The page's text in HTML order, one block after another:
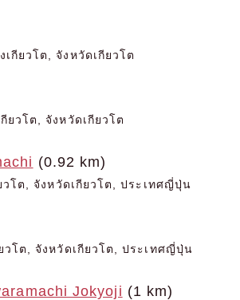
กียวโต, จังหวัดเกียวโต
ยวโต, จังหวัดเกียวโต
(0.92 km)
วโต, จังหวัดเกียวโต, ประเทศญี่ปุ่น
วโต, จังหวัดเกียวโต, ประเทศญี่ปุ่น
Jokyoji (1 km)